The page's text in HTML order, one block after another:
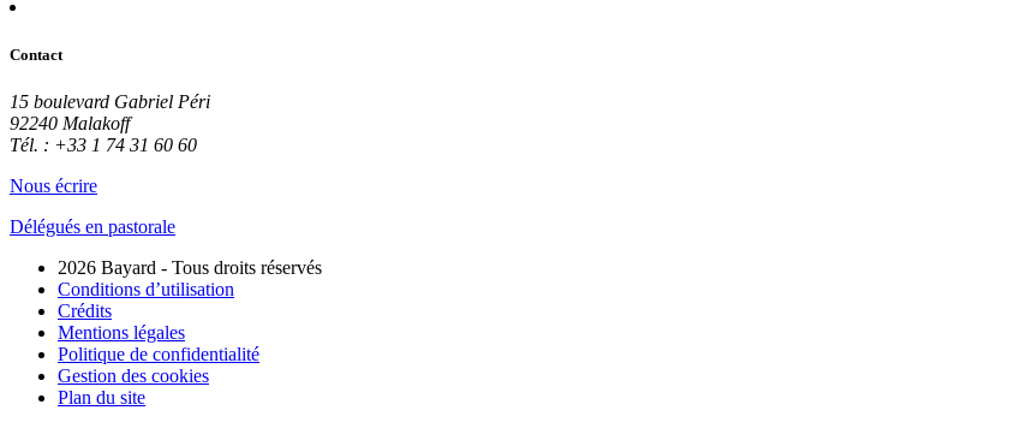
Contact
15 boulevard Gabriel Péri
92240 Malakoff
Tél. : +33 1 74 31 60 60
Nous écrire
Délégués en pastorale
2026 Bayard - Tous droits réservés
Conditions d’utilisation
Crédits
Mentions légales
Politique de confidentialité
Gestion des cookies
Plan du site